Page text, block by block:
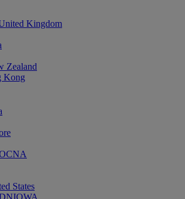
Kingdom
Zealand
Kong
States